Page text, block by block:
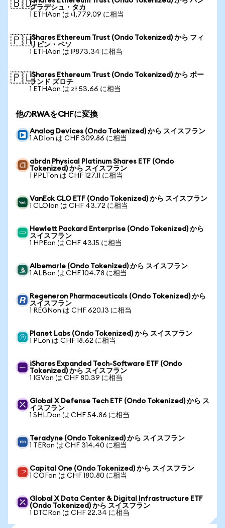
🇧🇩グラデシュ・タカ
1 ETHAon は ৳1,779.09 に相当
🇵🇭iShares Ethereum Trust (Ondo Tokenized) から フィ
リピン・ペソ
1 ETHAon は ₱873.34 に相当
🇵🇱iShares Ethereum Trust (Ondo Tokenized) から ポー
ランド ズロチ
1 ETHAon は zł 53.66 に相当
他のRWAをCHFに変換
Analog Devices (Ondo Tokenized) から スイスフラン
1 ADIon は CHF 309.86 に相当
abrdn Physical Platinum Shares ETF (Ondo
Tokenized) から スイスフラン
1 PPLTon は CHF 127.11 に相当
VanEck CLO ETF (Ondo Tokenized) から スイスフラン
1 CLOIon は CHF 43.72 に相当
Hewlett Packard Enterprise (Ondo Tokenized) から
スイスフラン
1 HPEon は CHF 43.15 に相当
Albemarle (Ondo Tokenized) から スイスフラン
1 ALBon は CHF 104.78 に相当
Regeneron Pharmaceuticals (Ondo Tokenized) から
スイスフラン
1 REGNon は CHF 620.13 に相当
Planet Labs (Ondo Tokenized) から スイスフラン
1 PLon は CHF 18.62 に相当
iShares Expanded Tech-Software ETF (Ondo
Tokenized) から スイスフラン
1 IGVon は CHF 80.39 に相当
Global X Defense Tech ETF (Ondo Tokenized) から ス
イスフラン
1 SHLDon は CHF 54.86 に相当
Teradyne (Ondo Tokenized) から スイスフラン
1 TERon は CHF 314.40 に相当
Capital One (Ondo Tokenized) から スイスフラン
1 COFon は CHF 180.80 に相当
Global X Data Center & Digital Infrastructure ETF
(Ondo Tokenized) から スイスフラン
1 DTCRon は CHF 22.34 に相当